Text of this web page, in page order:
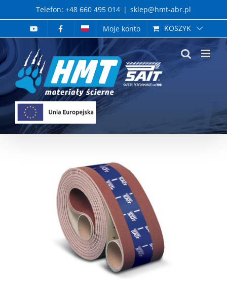
to
Telefon: +48 660 495 014 | sklep@hmt-abr.pl
Moje konto
KOSZYK